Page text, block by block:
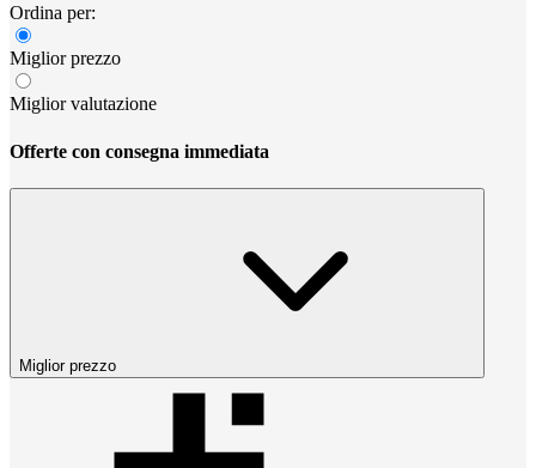
Ordina per:
Miglior prezzo
Miglior valutazione
Offerte con consegna immediata
Miglior prezzo